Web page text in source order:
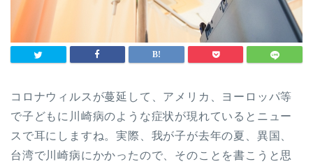
コロナウィルスが蔓延して、アメリカ、ヨーロッパ等
で子どもに川崎病のような症状が現れているとニュー
スで耳にしますね。実際、我が子が去年の夏、異国、
台湾で川崎病にかかったので、そのことを書こうと思